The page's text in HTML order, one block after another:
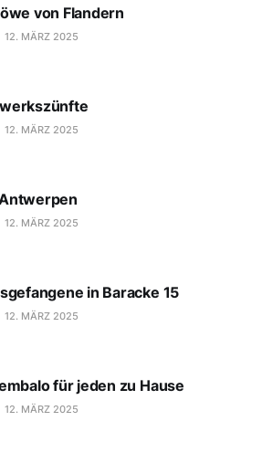
von Flandern
12. MÄRZ 2025
12. MÄRZ 2025
12. MÄRZ 2025
in Baracke 15
12. MÄRZ 2025
für jeden zu Hause
12. MÄRZ 2025